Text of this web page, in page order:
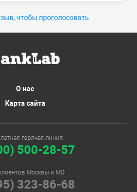
чтобы проголосовать
О нас
Карта сайта
горячая линия
500-28-57
Москвы и МО
323-86-68